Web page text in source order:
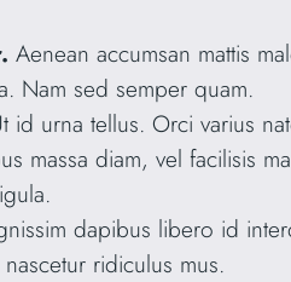
Aenean accumsan mattis
Nam sed semper quam.
id urna tellus. Orci varius
massa diam, vel facilisis
dapibus libero id
ridiculus mus.